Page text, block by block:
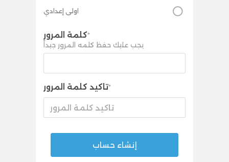
اولى إعدادي
كلمة المرور*
يجب عليك حفظ كلمه المرور جيداً
تاكيد كلمة المرور*